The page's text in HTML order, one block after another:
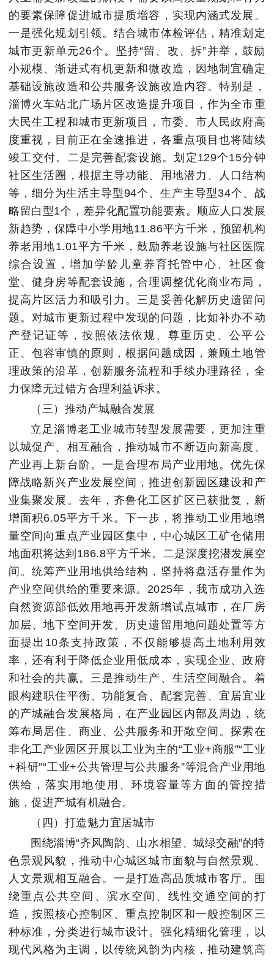
的要素保障促进城市提质增容，实现内涵式发展。
一是强化规划引领。结合城市体检评估，精准划定
城市更新单元26个。坚持“留、改、拆”并举，鼓励
小规模、渐进式有机更新和微改造，因地制宜确定
基础设施改造和公共服务设施改造内容。特别是，
淄博火车站北广场片区改造提升项目，作为全市重
大民生工程和城市更新项目，市委、市人民政府高
度重视，目前正在全速推进，各重点项目也将陆续
竣工交付。二是完善配套设施。划定129个15分钟
社区生活圈，根据主导功能、用地潜力、人口结构
等，细分为生活主导型94个、生产主导型34个、战
略留白型1个，差异化配置功能要素。顺应人口发展
新趋势，保障中小学用地11.86平方千米，预留机构
养老用地1.01平方千米，鼓励养老设施与社区医院
综合设置，增加学龄儿童养育托管中心、社区食
堂、健身房等配套设施，合理调整优化商业布局，
提高片区活力和吸引力。三是妥善化解历史遗留问
题。对城市更新过程中发现的问题，比如补办不动
产登记证等，按照依法依规、尊重历史、公平公
正、包容审慎的原则，根据问题成因，兼顾土地管
理政策的沿革，创新服务流程和手续办理路径，全
力保障无过错方合理利益诉求。
（三）推动产城融合发展
立足淄博老工业城市转型发展需要，更加注重
以城促产、相互融合，推动城市不断迈向新高度、
产业再上新台阶。一是合理布局产业用地。优先保
障战略新兴产业发展空间，推进创新园区建设和产
业集聚发展。去年，齐鲁化工区扩区已获批复，新
增面积6.05平方千米。下一步，将推动工业用地增
量空间向重点产业园区集中，中心城区工矿仓储用
地面积将达到186.8平方千米。二是深度挖潜发展空
间。统筹产业用地供给结构，坚持将盘活存量作为
产业空间供给的重要来源。2025年，我市成功入选
自然资源部低效用地再开发新增试点城市，在厂房
加层、地下空间开发、历史遗留用地问题处置等方
面提出10条支持政策，不仅能够提高土地利用效
率，还有利于降低企业用低成本，实现企业、政府
和社会的共赢。三是推动生产、生活空间融合。着
眼构建职住平衡、功能复合、配套完善、宜居宜业
的产城融合发展格局，在产业园区内部及周边，统
筹布局居住、商业、公共服务和开敞空间。探索在
非化工产业园区开展以工业为主的“工业+商服”“工业
+科研”“工业+公共管理与公共服务”等混合产业用地
供给，落实用地使用、环境容量等方面的管控措
施，促进产城有机融合。
（四）打造魅力宜居城市
围绕淄博“齐风陶韵、山水相望、城绿交融”的特
色景观风貌，推动中心城区城市面貌与自然景观、
人文景观相互融合。一是打造高品质城市客厅。围
绕重点公共空间、滨水空间、线性交通空间的打
造，按照核心控制区、重点控制区和一般控制区三
种标准，分类进行城市设计。强化精细化管理，以
现代风格为主调，以传统风韵为内核，推动建筑高